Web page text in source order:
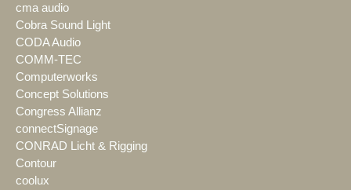
cma audio
Cobra Sound Light
CODA Audio
COMM-TEC
Computerworks
Concept Solutions
Congress Allianz
connectSignage
CONRAD Licht & Rigging
Contour
coolux